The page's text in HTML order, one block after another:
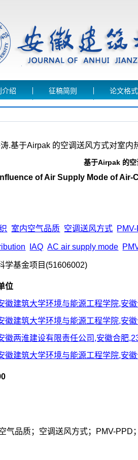
介绍 征稿简则 论文格式
.基于Airpak 的空调送风方式对室
基于Airpak 的空
of Air Supply Mode of
室内空气品质 空调送风方式
IAQ AC air supply mode
学基金项目(51606002)
位
徽建筑大学环境与能源工程学院,安
徽建筑大学环境与能源工程学院,安
徽两淮建设有限责任公司,安徽合肥
徽建筑大学环境与能源工程学院,安
气品质；空调送风方式；PMV-PPD